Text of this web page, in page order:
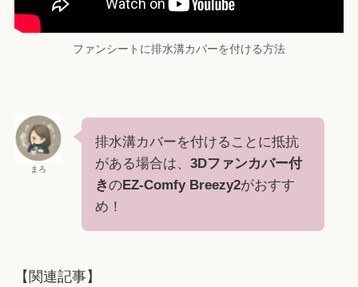
ファンシートに排水溝カバーを付ける方法
まろ
排水溝カバーを付けることに抵抗
がある場合は、 3Dファンカバー付
きのEZ-Comfy Breezy2がおすす
め！
【関連記事】